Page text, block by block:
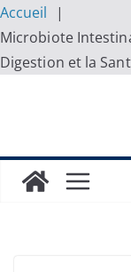
Accueil
Microbiote
Digestion et la